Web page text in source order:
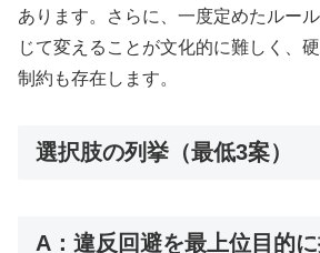
あります。さらに、一度定めたルー
じて変えることが文化的に難しく、
制約も存在します。
選択肢の列挙（最低3案）
A：違反回避を最上位目的